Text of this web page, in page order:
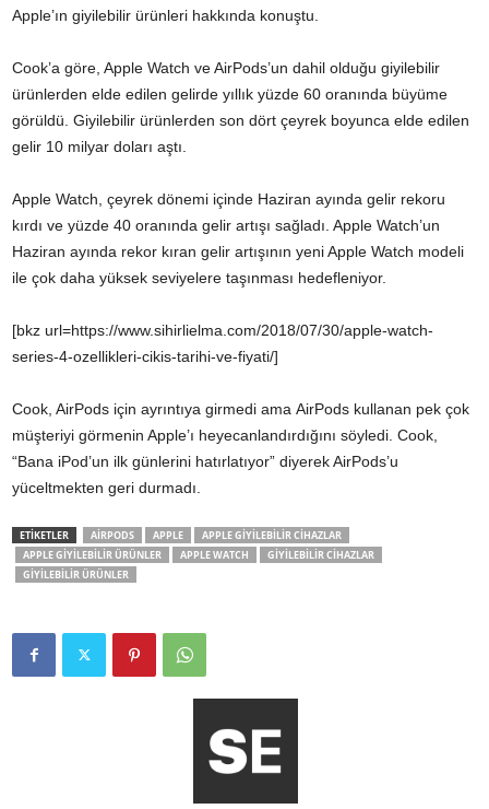
Apple’ın giyilebilir ürünleri hakkında konuştu.
Cook’a göre, Apple Watch ve AirPods’un dahil olduğu giyilebilir
ürünlerden elde edilen gelirde yıllık yüzde 60 oranında büyüme
görüldü. Giyilebilir ürünlerden son dört çeyrek boyunca elde edilen
gelir 10 milyar doları aştı.
Apple Watch, çeyrek dönemi içinde Haziran ayında gelir rekoru
kırdı ve yüzde 40 oranında gelir artışı sağladı. Apple Watch’un
Haziran ayında rekor kıran gelir artışının yeni Apple Watch modeli
ile çok daha yüksek seviyelere taşınması hedefleniyor.
[bkz url=https://www.sihirlielma.com/2018/07/30/apple-watch-
series-4-ozellikleri-cikis-tarihi-ve-fiyati/]
Cook, AirPods için ayrıntıya girmedi ama AirPods kullanan pek çok
müşteriyi görmenin Apple’ı heyecanlandırdığını söyledi. Cook,
“Bana iPod’un ilk günlerini hatırlatıyor” diyerek AirPods’u
yüceltmekten geri durmadı.
ETİKETLER AIRPODS APPLE
APPLE GIYILEBILIR CIHAZLAR
APPLE GIYILEBILIR ÜRÜNLER
APPLE WATCH
GIYILEBILIR CIHAZLAR
GIYILEBILIR ÜRÜNLER